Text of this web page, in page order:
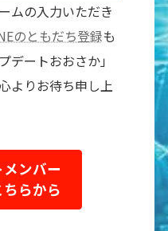
ムの入力いただき
のともだち登録も
デートおおさか」
よりお待ち申し上
ンバー
らから